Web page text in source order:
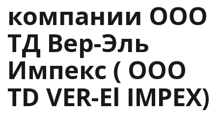
компании ООО
ТД Вер-Эль
Импекс ( ООО
ТD VER-El IMPEX)